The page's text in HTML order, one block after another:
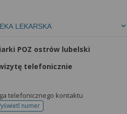
LEKARSKA
POZ ostrów lubelski
telefonicznie
telefonicznego kontaktu
numer
telefonu do rejestracji